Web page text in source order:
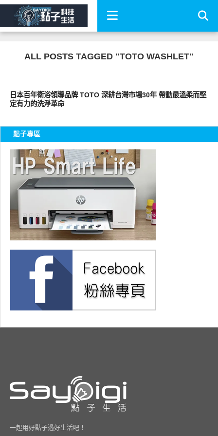
ALL POSTS TAGGED "TOTO WASHLET"
日本百年衛浴領導品牌 TOTO 深耕台灣市場30年 帶動最溫柔而堅
定有力的洗淨革命​
點子專區
一起用好點子過好生活吧！